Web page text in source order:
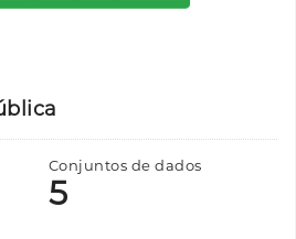
Conjuntos de dados
5